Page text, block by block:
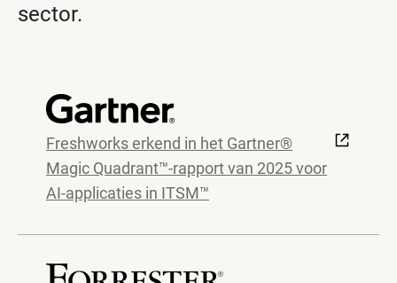
sector.
Freshworks erkend in het Gartner®
Magic Quadrant™-rapport van 2025 voor
AI-applicaties in ITSM™